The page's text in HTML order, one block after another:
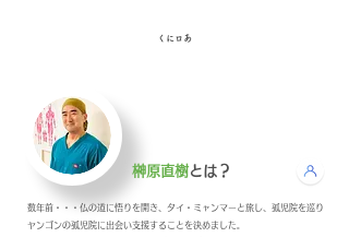
くにロあ
​榊原直樹とは？
​数年前・・・仏の道に悟りを開き、タイ・ミャンマーと旅し、孤児院を巡り
ヤンゴンの孤児院に出会い支援することを決めました。